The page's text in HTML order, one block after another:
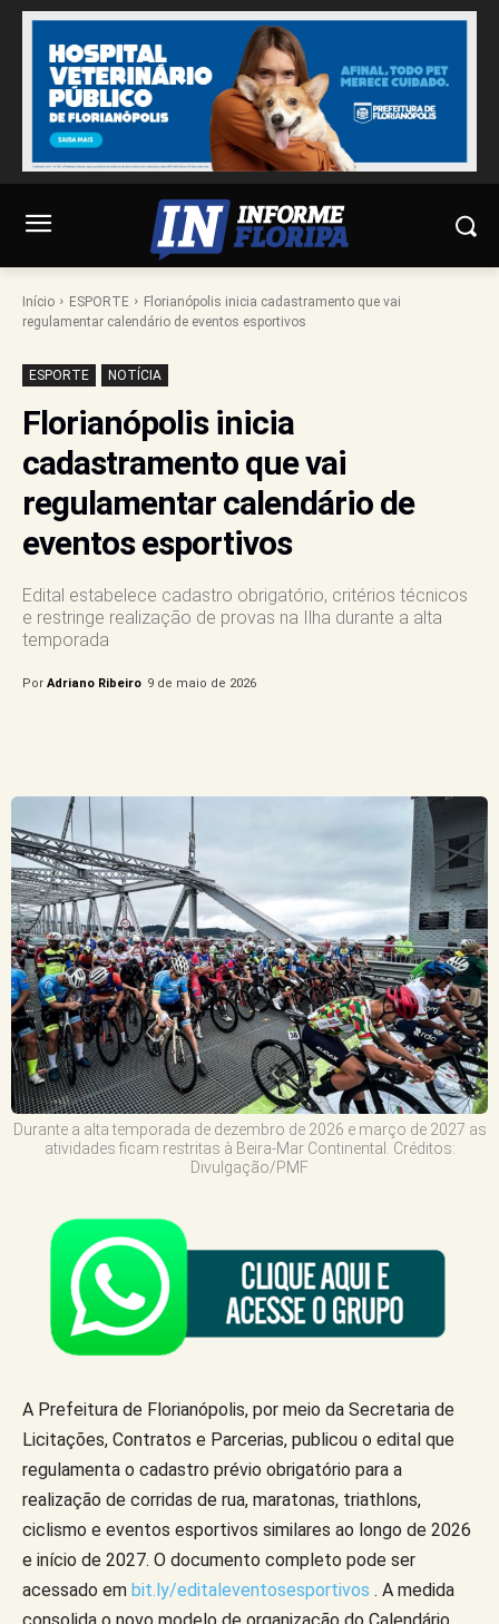
Início ESPORTE
Florianópolis inicia cadastramento que vai
regulamentar calendário de eventos esportivos
ESPORTE NOTÍCIA
Florianópolis inicia
cadastramento que vai
regulamentar calendário de
eventos esportivos
Edital estabelece cadastro obrigatório, critérios técnicos
e restringe realização de provas na Ilha durante a alta
temporada
Por Adriano Ribeiro 9 de maio de 2026
Durante a alta temporada de dezembro de 2026 e março de 2027 as
atividades ficam restritas à Beira-Mar Continental. Créditos:
Divulgação/PMF
A Prefeitura de Florianópolis, por meio da Secretaria de
Licitações, Contratos e Parcerias, publicou o edital que
regulamenta o cadastro prévio obrigatório para a
realização de corridas de rua, maratonas, triathlons,
ciclismo e eventos esportivos similares ao longo de 2026
e início de 2027. O documento completo pode ser
acessado em bit.ly/editaleventosesportivos . A medida
consolida o novo modelo de organização do Calendário